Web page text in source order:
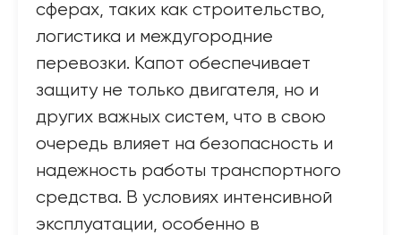
сферах, таких как строительство,
логистика и междугородние
перевозки. Капот обеспечивает
защиту не только двигателя, но и
других важных систем, что в свою
очередь влияет на безопасность и
надежность работы транспортного
средства. В условиях интенсивной
эксплуатации, особенно в